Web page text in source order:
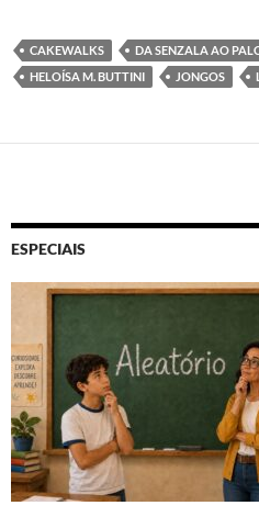
CAKEWALKS DA SENZALA AO
HELOÍSA M. BUTTINI
JONGOS
ESPECIAIS